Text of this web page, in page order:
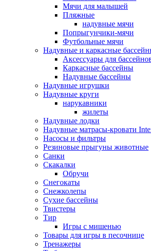
Мячи для малышей
Пляжные
надувные мячи
Попрыгунчики-мячи
Футбольные мячи
Надувные и каркасные
Аксессуары для
Каркасные бассейны
Надувные бассейны
Надувные игрушки
Надувные круги
нарукавники
жилеты
Надувные лодки
Надувные матрасы-кровати
Насосы и фильтры
Резиновые прыгуны животные
Санки
Скакалки
Обручи
Снегокаты
Снежколепы
Сухие бассейны
Твистеры
Тир
Игры с мишенью
Товары для игры в песочнице
Тренажеры